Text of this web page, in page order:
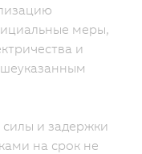
меры,
и
и задержки
на срок не